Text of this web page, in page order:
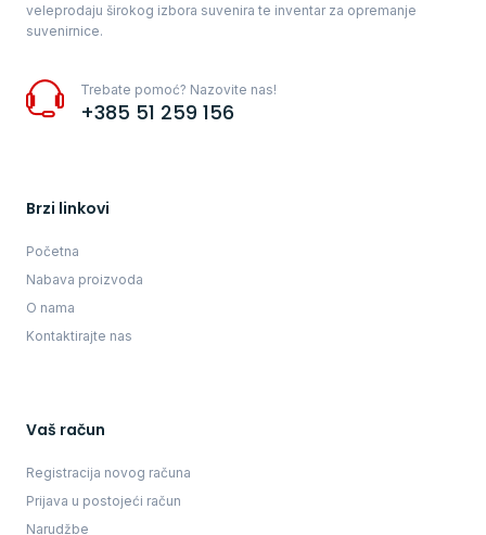
veleprodaju širokog izbora suvenira te inventar za opremanje
suvenirnice.
Trebate pomoć? Nazovite nas!
+385 51 259 156
Brzi linkovi
Početna
Nabava proizvoda
O nama
Kontaktirajte nas
Vaš račun
Registracija novog računa
Prijava u postojeći račun
Narudžbe